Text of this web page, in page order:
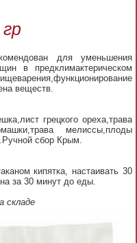
для уменьшения
в предклимактерическом
веществ.
грецкого ореха,трава
мелиссы,плоды
сбор Крым.
кипятка, настаивать 30
за 30 минут до еды.
складе